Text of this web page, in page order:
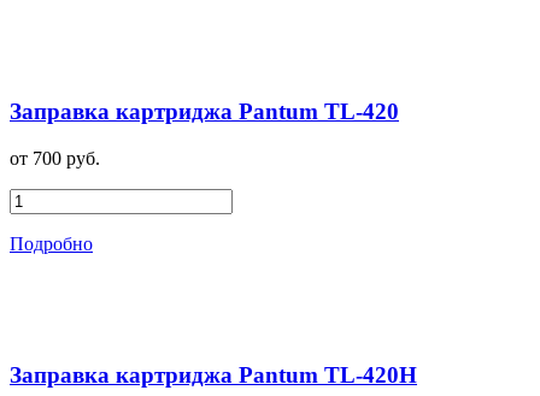
Заправка картриджа Pantum TL-420
от 700 руб.
Подробно
Заправка картриджа Pantum TL-420H